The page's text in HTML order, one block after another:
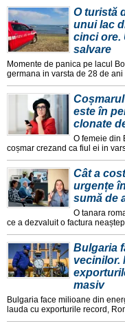
O turistă
unui lac
cinci ore.
salvare
Momente de panica pe lacul
germana in varsta de 28 de ani
este în
clonate
O femeie din
coșmar crezand ca fiul ei in
Cât a
urgențe
sumă de
O tanara
ce a dezvaluit o factura
Bulgaria
vecinilor.
masiv
Bulgaria face milioane din
lauda cu exporturile record,